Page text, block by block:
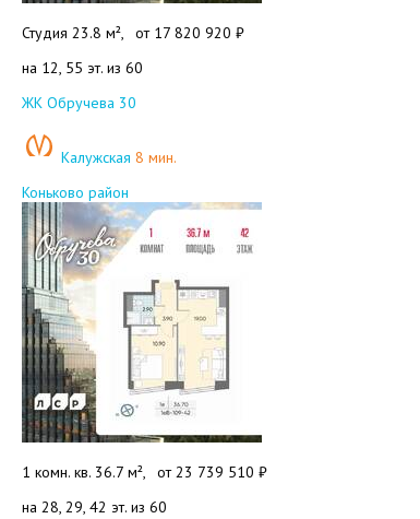
Студия 23.8 м², от 17 820 920 ₽
на 12, 55 эт. из 60
Добавить в избранное
ЖК Обручева 30
Калужская 8 мин.
Коньково район
1 комн. кв. 36.7 м², от23 739 510 ₽
на 28, 29, 42 эт. из 60